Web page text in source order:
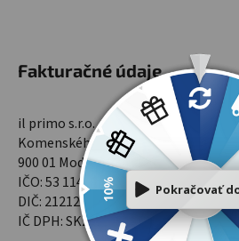
Fakturačné údaje
il primo s.r.o.
Komenského 1565/9
900 01 Modra
IČO: 53 114 701
DIČ: 2121299961
IČ DPH: SK2121299961